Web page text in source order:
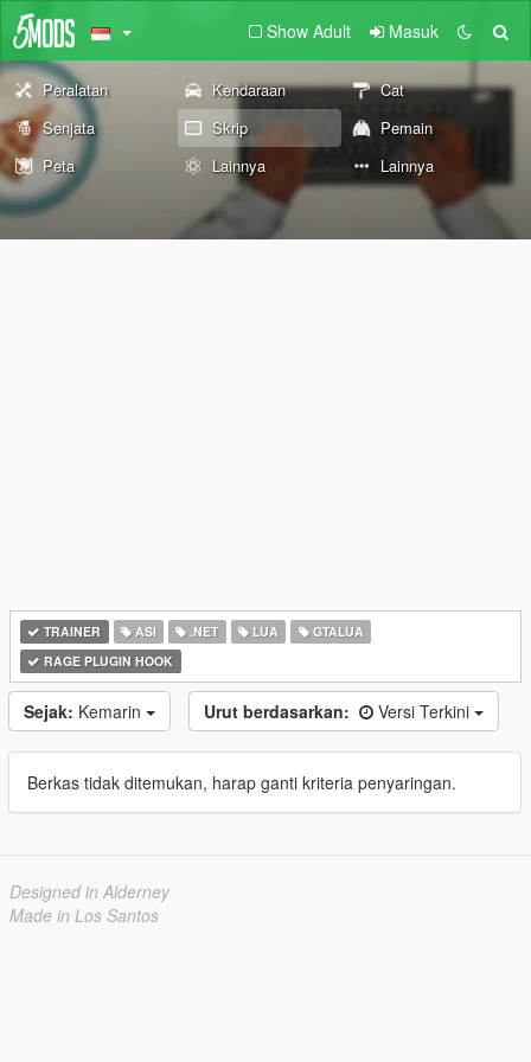
Show Adult Masuk
Peralatan Kendaraan
Cat
Senjata
Skrip
Pemain
Peta
Lainnya Lainnya
TRAINER ASI .NET LUA
GTALUA
RAGE PLUGIN HOOK
Sejak: Kemarin Urut berdasarkan: Versi Terkini
Berkas tidak ditemukan, harap ganti kriteria penyaringan.
Designed in Alderney
Made in Los Santos